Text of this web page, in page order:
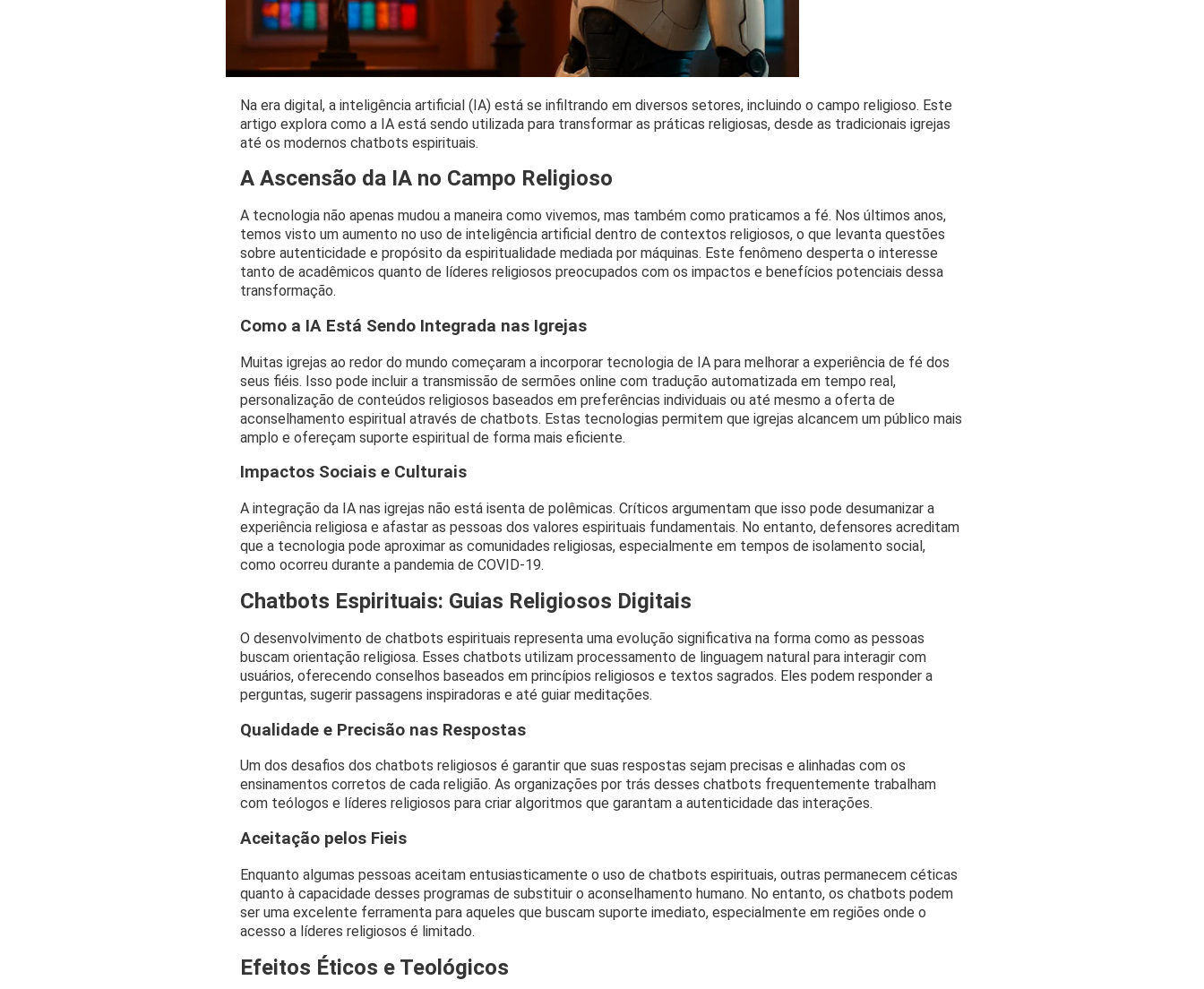
Na era digital, a inteligência artificial (IA) está se infiltrando em diversos setores, incluindo o campo religioso. Este
artigo explora como a IA está sendo utilizada para transformar as práticas religiosas, desde as tradicionais igrejas
até os modernos chatbots espirituais.
A Ascensão da IA no Campo Religioso
A tecnologia não apenas mudou a maneira como vivemos, mas também como praticamos a fé. Nos últimos anos,
temos visto um aumento no uso de inteligência artificial dentro de contextos religiosos, o que levanta questões
sobre autenticidade e propósito da espiritualidade mediada por máquinas. Este fenômeno desperta o interesse
tanto de acadêmicos quanto de líderes religiosos preocupados com os impactos e benefícios potenciais dessa
transformação.
Como a IA Está Sendo Integrada nas Igrejas
Muitas igrejas ao redor do mundo começaram a incorporar tecnologia de IA para melhorar a experiência de fé dos
seus fiéis. Isso pode incluir a transmissão de sermões online com tradução automatizada em tempo real,
personalização de conteúdos religiosos baseados em preferências individuais ou até mesmo a oferta de
aconselhamento espiritual através de chatbots. Estas tecnologias permitem que igrejas alcancem um público mais
amplo e ofereçam suporte espiritual de forma mais eficiente.
Impactos Sociais e Culturais
A integração da IA nas igrejas não está isenta de polêmicas. Críticos argumentam que isso pode desumanizar a
experiência religiosa e afastar as pessoas dos valores espirituais fundamentais. No entanto, defensores acreditam
que a tecnologia pode aproximar as comunidades religiosas, especialmente em tempos de isolamento social,
como ocorreu durante a pandemia de COVID-19.
Chatbots Espirituais: Guias Religiosos Digitais
O desenvolvimento de chatbots espirituais representa uma evolução significativa na forma como as pessoas
buscam orientação religiosa. Esses chatbots utilizam processamento de linguagem natural para interagir com
usuários, oferecendo conselhos baseados em princípios religiosos e textos sagrados. Eles podem responder a
perguntas, sugerir passagens inspiradoras e até guiar meditações.
Qualidade e Precisão nas Respostas
Um dos desafios dos chatbots religiosos é garantir que suas respostas sejam precisas e alinhadas com os
ensinamentos corretos de cada religião. As organizações por trás desses chatbots frequentemente trabalham
com teólogos e líderes religiosos para criar algoritmos que garantam a autenticidade das interações.
Aceitação pelos Fieis
Enquanto algumas pessoas aceitam entusiasticamente o uso de chatbots espirituais, outras permanecem céticas
quanto à capacidade desses programas de substituir o aconselhamento humano. No entanto, os chatbots podem
ser uma excelente ferramenta para aqueles que buscam suporte imediato, especialmente em regiões onde o
acesso a líderes religiosos é limitado.
Efeitos Éticos e Teológicos